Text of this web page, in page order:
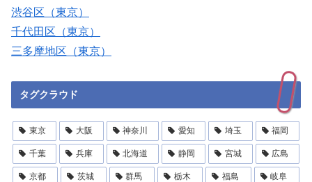
渋谷区（東京）
千代田区（東京）
三多摩地区（東京）
タグクラウド
東京 大阪 神奈川 愛知 埼玉 福岡
千葉 兵庫 北海道 静岡 宮城 広島
京都 茨城 群馬 栃木 福島 岐阜